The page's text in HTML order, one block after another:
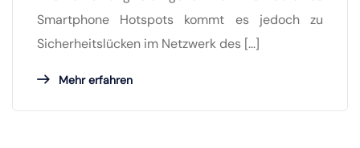
Smartphone Hotspots kommt es jedoch zu
Sicherheitslücken im Netzwerk des […]
Mehr erfahren